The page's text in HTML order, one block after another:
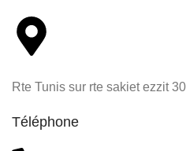
Rte Tunis sur rte sakiet ezzit
Téléphone